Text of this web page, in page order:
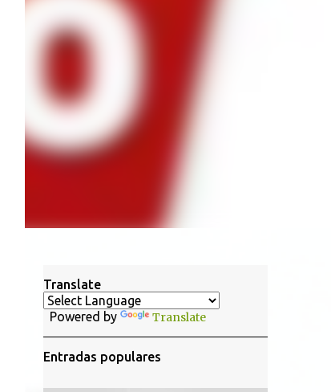
Translate
Powered by Translate
Entradas populares